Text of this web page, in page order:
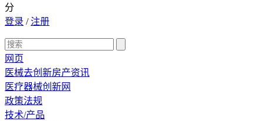
分
登录 /注册
网页
医械去创新房产资讯
医疗器械创新网
政策法规
技术/产品